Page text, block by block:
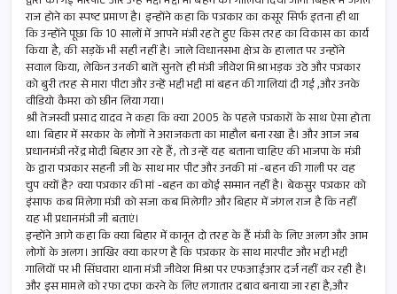
k p
p
राज होने का स्पष्ट प्रमाण है। इन्होंने कहा कि पत्रकार का कसूर सिर्फ इतना ही था
कि उन्होंने पूछा कि 10 सालों में आपने मंत्री रहते हुए किस तरह का विकास का कार्य
किया है, की सड़कें भी सही नहीं है। जाले विधानसभा क्षेत्र के हालात पर उन्होंने
सवाल किया, लेकिन उनकी बातें सुनते ही मंत्री जीवेश मिश्रा भड़क उठे और पत्रकार
को बुरी तरह से मारा पीटा और उन्हें भद्दी भद्दी मां बहन की गालियां दी गई ,और उनके
वीडियो कैमरा को छीन लिया गया।
श्री तेजस्वी प्रसाद यादव ने कहा कि क्या 2005 के पहले पत्रकारों के साथ ऐसा होता
था। बिहार में सरकार के लोगों ने अराजकता का माहौल बना रखा है। और आज जब
प्रधानमंत्री नरेंद्र मोदी बिहार आ रहे हैं, तो उन्हें यह बताना चाहिए की भाजपा के मंत्री
के द्वारा पत्रकार सहनी जी के साथ मार पीट और उनकी मां -बहन की गाली पर वह
चुप क्यों है? क्या पत्रकार की मां -बहन का कोई सम्मान नहीं है। बेकसुर पत्रकार को
इंसाफ कब मिलेगा मंत्री को सजा कब मिलेगी? और बिहार में जंगल राज है कि नहीं
यह भी प्रधानमंत्री जी बताएं।
इन्होंने आगे कहा कि क्या बिहार में कानून दो तरह के हैं मंत्री के लिए अलग और आम
लोगों के अलग। आखिर क्या कारण है कि पत्रकार के साथ मारपीट और भद्दी भद्दी
गालियों पर भी सिंघवारा थाना मंत्री जीवेश मिश्रा पर एफआईआर दर्ज नहीं कर रही है।
और इस मामले को रफा दफा करने के लिए लगातार दबाव बनाया जा रहा है,और